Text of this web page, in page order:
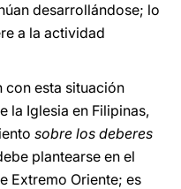
desarrollándose; lo
a la actividad
con esta situación
la Iglesia en Filipinas,
sobre los deberes
plantearse en el
Extremo Oriente; es